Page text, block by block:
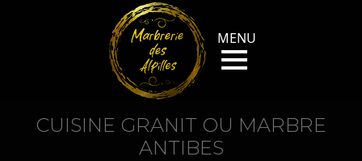
CUISINE GRANIT OU MARBRE
ANTIBES